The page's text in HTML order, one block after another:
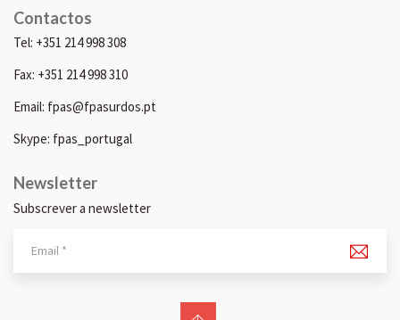
Contactos
Tel: +351 214 998 308
Fax: +351 214 998 310
Email: fpas@fpasurdos.pt
Skype: fpas_portugal
Newsletter
Subscrever a newsletter